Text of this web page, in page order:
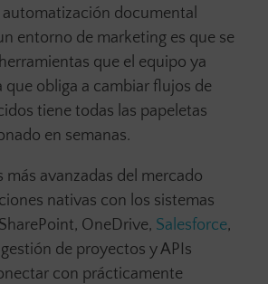
documental
entorno de marketing es que se
que el equipo ya
que obliga a cambiar flujos de
tiene todas las papeletas
en semanas.
más avanzadas del mercado
nativas con los sistemas
OneDrive, Salesforce,
de proyectos y APIs
con prácticamente